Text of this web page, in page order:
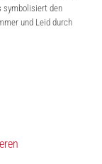
symbolisiert den
und Leid durch